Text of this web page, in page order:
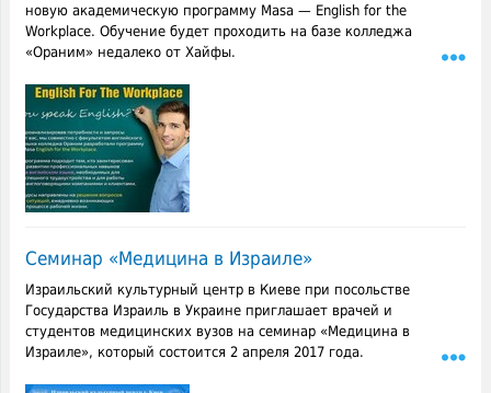
новую академическую программу Masa — English for the
Workplace. Обучение будет проходить на базе колледжа
«Ораним» недалеко от Хайфы.
Семинар «Медицина в Израиле»
Израильский культурный центр в Киеве при посольстве
Государства Израиль в Украине приглашает врачей и
студентов медицинских вузов на семинар «Медицина в
Израиле», который состоится 2 апреля 2017 года.